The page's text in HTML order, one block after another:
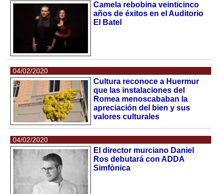
Camela rebobina veinticinco
años de éxitos en el Auditorio
El Batel
04/02/2020
Cultura reconoce a Huermur
que las instalaciones del
Romea menoscababan la
apreciación del bien y sus
valores culturales
04/02/2020
El director murciano Daniel
Ros debutará con ADDA
Simfònica